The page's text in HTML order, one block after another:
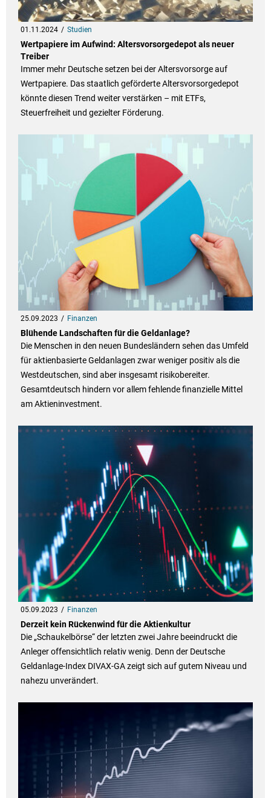
01.11.2024 Studien
Wertpapiere im Aufwind: Altersvorsorgedepot als neuer
Treiber
Immer mehr Deutsche setzen bei der Altersvorsorge auf
Wertpapiere. Das staatlich geförderte Altersvorsorgedepot
könnte diesen Trend weiter verstärken – mit ETFs,
Steuerfreiheit und gezielter Förderung.
25.09.2023 Finanzen
Blühende Landschaften für die Geldanlage?
Die Menschen in den neuen Bundesländern sehen das Umfeld
für aktienbasierte Geldanlagen zwar weniger positiv als die
Westdeutschen, sind aber insgesamt risikobereiter.
Gesamtdeutsch hindern vor allem fehlende finanzielle Mittel
am Aktieninvestment.
05.09.2023 Finanzen
Derzeit kein Rückenwind für die Aktienkultur
Die „Schaukelbörse“ der letzten zwei Jahre beeindruckt die
Anleger offensichtlich relativ wenig. Denn der Deutsche
Geldanlage-Index DIVAX-GA zeigt sich auf gutem Niveau und
nahezu unverändert.